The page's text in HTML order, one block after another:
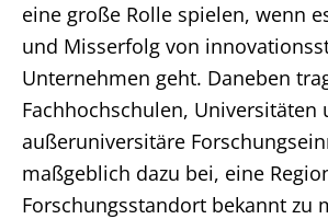
eine große Rolle spielen, wenn
und Misserfolg von
Unternehmen geht. Daneben
Fachhochschulen, Universitäten
außeruniversitäre
maßgeblich dazu bei, eine
Forschungsstandort bekannt zu